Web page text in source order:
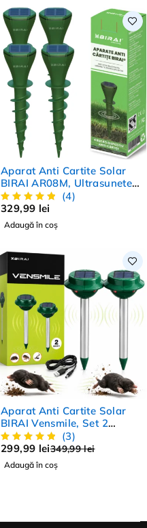
Aparat Anti Cartite Solar
BIRAI AR08M, Ultrasunete
Gradina, Set 4 Buc, IP65,
Anti Rozatoare, Protectie
Gradina Totala 700 mp2
(4)
329,99 lei
Adaugă în coș
-14%
Aparat Anti Cartite Solar
BIRAI Vensmile, Set 2
Bucati, 700 ㎡, IP44
(3)
349,99lei
299,99 lei
Adaugă în coș